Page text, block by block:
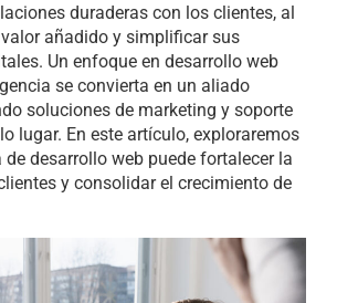
duraderas con los clientes, al
añadido y simplificar sus
Un enfoque en desarrollo web
se convierta en un aliado
soluciones de marketing y soporte
lugar. En este artículo, exploraremos
desarrollo web puede fortalecer la
y consolidar el crecimiento de